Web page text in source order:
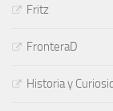
Fritz
FronteraD
Historia y